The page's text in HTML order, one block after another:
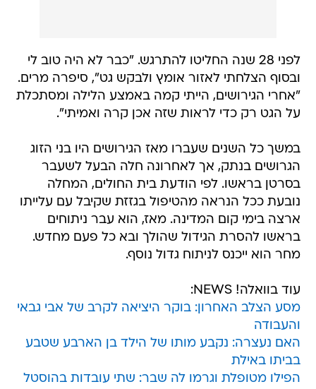
לפני 28 שנה החליטו להתרגש. "כבר לא היה טוב לי
ובסוף הצלחתי לאזור אומץ ולבקש גט", סיפרה מרים.
"אחרי הגירושים, הייתי קמה באמצע הלילה ומסתכלת
על הגט רק כדי לראות שזה אכן קרה ואמיתי".
במשך כל השנים שעברו מאז הגירושים היו בני הזוג
הגרושים בנתק, אך לאחרונה חלה הבעל לשעבר
בסרטן בראשו. לפי הודעת בית החולים, המחלה
נובעת ככל הנראה מהטיפול בגזזת שקיבל עם עלייתו
ארצה בימי קום המדינה. מאז, הוא עבר ניתוחים
בראשו להסרת הגידול שהולך ובא כל פעם מחדש.
מחר הוא ייכנס לניתוח גדול נוסף.
עוד בוואלה! NEWS:
מסע הצלב האחרון: בוקר היציאה לקרב של אבי גבאי
והעבודה
האם נעצרה: נקבע מותו של הילד בן הארבע שטבע
בביתו באילת
הפילו מטופלת וגרמו לה שבר: שתי עובדות בהוסטל